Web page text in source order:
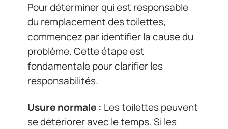
Pour déterminer qui est responsable
du remplacement des toilettes,
commencez par identifier la cause du
problème. Cette étape est
fondamentale pour clarifier les
responsabilités.
Usure normale : Les toilettes peuvent
se détériorer avec le temps. Si les